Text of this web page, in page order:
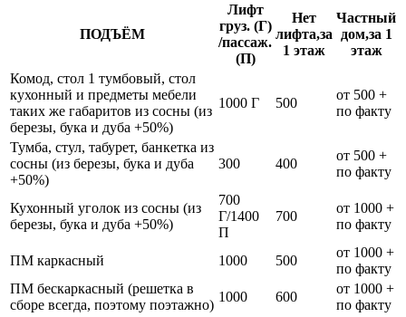
ПОДЪЁМ
Лифт
груз. (Г)
/пассаж.
(П)
Нет
лифта,за
1 этаж
Частный
дом,за 1
этаж
Комод, стол 1 тумбовый, стол
кухонный и предметы мебели
таких же габаритов из сосны (из
березы, бука и дуба +50%)
1000 Г 500
от 500 +
по факту
Тумба, стул, табурет, банкетка из
сосны (из березы, бука и дуба
+50%)
300 400
от 500 +
по факту
Кухонный уголок из сосны (из
березы, бука и дуба +50%)
700
Г/1400
П
700
от 1000 +
по факту
ПМ каркасный 1000 500
от 1000 +
по факту
ПМ бескаркасный (решетка в
сборе всегда, поэтому поэтажно)
1000 600
от 1000 +
по факту